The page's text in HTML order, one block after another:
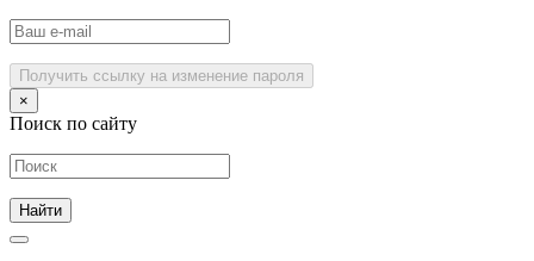
Получить ссылку на изменение пароля
×
Поиск по сайту